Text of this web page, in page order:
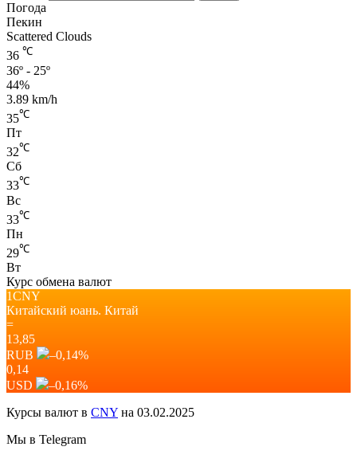
Погода
Пекин
Scattered Clouds
36 ℃
36º - 25º
44%
3.89 km/h
35℃
Пт
32℃
Сб
33℃
Вс
33℃
Пн
29℃
Вт
Курс обмена валют
1CNY
Китайский юань. Китай
=
13,85
RUB
–0,14%
0,14
USD
–0,16%
Курсы валют в CNY на 03.02.2025
Мы в Telegram